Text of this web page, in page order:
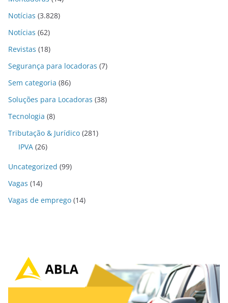
Notícias (3.828)
Notícias (62)
Revistas (18)
Segurança para locadoras (7)
Sem categoria (86)
Soluções para Locadoras (38)
Tecnologia (8)
Tributação & Jurídico (281)
IPVA (26)
Uncategorized (99)
Vagas (14)
Vagas de emprego (14)